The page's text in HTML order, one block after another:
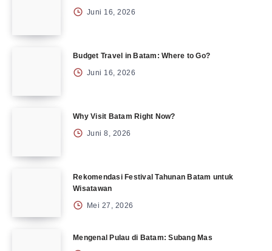
Juni 16, 2026
Budget Travel in Batam: Where to Go?
Juni 16, 2026
Why Visit Batam Right Now?
Juni 8, 2026
Rekomendasi Festival Tahunan Batam untuk
Wisatawan
Mei 27, 2026
Mengenal Pulau di Batam: Subang Mas